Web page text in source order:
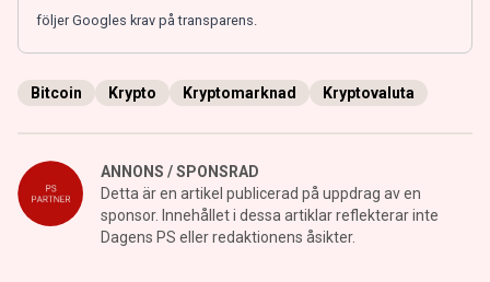
följer Googles krav på transparens.
Bitcoin Krypto Kryptomarknad Kryptovaluta
ANNONS / SPONSRAD
Detta är en artikel publicerad på uppdrag av en
sponsor. Innehållet i dessa artiklar reflekterar inte
Dagens PS eller redaktionens åsikter.